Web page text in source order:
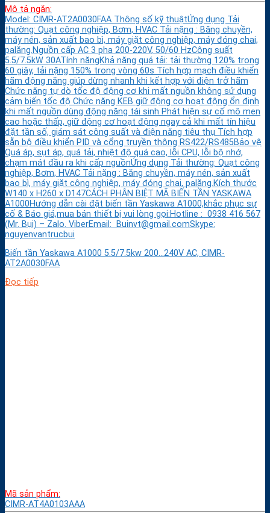
Mô tả ngắn:
Model: CIMR-AT2A0030FAA Thông số kỹ thuậtỨng dụng Tải
thường: Quạt công nghiệp, Bơm, HVAC Tải nặng : Băng chuyền,
máy nén, sản xuất bao bì, máy giặt công nghiệp, máy đóng chai,
palăng.Nguồn cấp AC 3 pha 200-220V, 50/60 HzCông suất
5.5/7.5kW 30ATính năngKhả năng quá tải: tải thường 120% trong
60 giây, tải nặng 150% trong vòng 60s Tích hợp mạch điều khiển
hãm động năng giúp dừng nhanh khi kết hợp với điện trở hãm
Chức năng tự dò tốc độ động cơ khi mất nguồn không sử dụng
cảm biến tốc độ Chức năng KEB giữ động cơ hoạt động ổn định
khi mất nguồn dùng động năng tái sinh Phát hiện sự cố mô men
cao hoặc thấp, giữ động cơ hoạt động ngay cả khi mất tín hiệu
đặt tần số, giám sát công suất và điện năng tiêu thụ Tích hợp
sẵn bộ điều khiển PID và cổng truyền thông RS422/RS485Bảo vệ
Quá áp, sụt áp, quá tải, nhiệt độ quá cao, lỗi CPU, lỗi bộ nhớ,
chạm mát đầu ra khi cấp nguồnỨng dụng Tải thường: Quạt công
nghiệp, Bơm, HVAC Tải nặng : Băng chuyền, máy nén, sản xuất
bao bì, máy giặt công nghiệp, máy đóng chai, palăng.Kích thước
W140 x H260 x D147CÁCH PHÂN BIỆT MÃ BIẾN TẦN YASKAWA
A1000Hướng dẫn cài đặt biến tần Yaskawa A1000,khắc phục sự
cố & Báo giá,mua bán thiết bị vui lòng gọi:Hotline : 0938 416 567
(Mr. Bụi) – Zalo. ViberEmail: Buinvt@gmail.comSkype:
nguyenvantrucbui
Biến tần Yaskawa A1000 5.5/7.5kw 200…240V AC, CIMR-
AT2A0030FAA
Đọc tiếp
Mã sản phẩm:
CIMR-AT4A0103AAA